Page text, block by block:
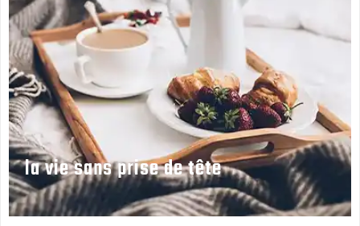
la vie sans prise de tête